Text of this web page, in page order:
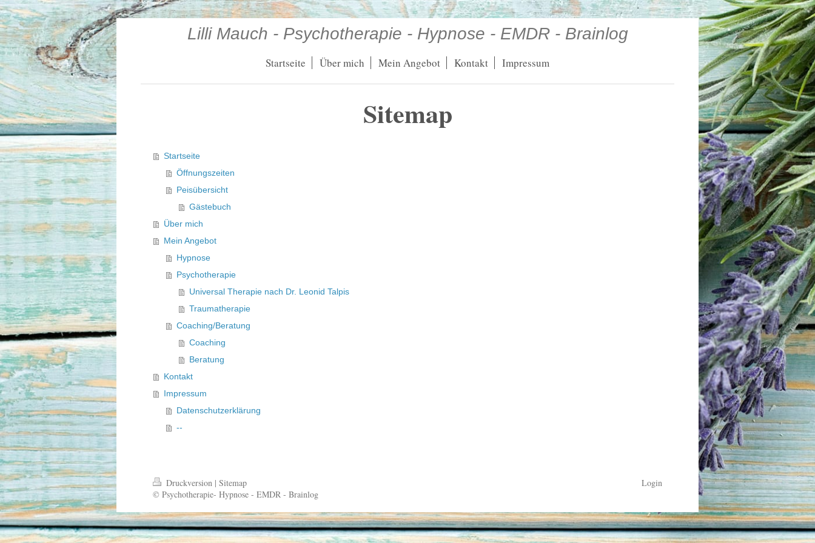
Lilli Mauch - Psychotherapie - Hypnose - EMDR - Brainlog
Startseite Über mich Mein Angebot Kontakt Impressum
Sitemap
Startseite
Öffnungszeiten
Peisübersicht
Gästebuch
Über mich
Mein Angebot
Hypnose
Psychotherapie
Universal Therapie nach Dr. Leonid Talpis
Traumatherapie
Coaching/Beratung
Coaching
Beratung
Kontakt
Impressum
Datenschutzerklärung
--
Druckversion | Sitemap
© Psychotherapie- Hypnose - EMDR - Brainlog
Login